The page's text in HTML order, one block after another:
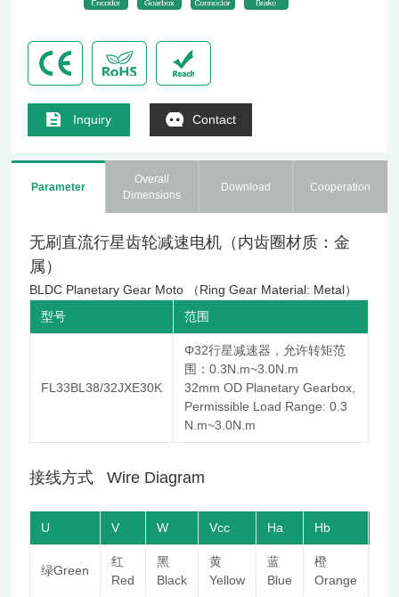
Inquiry Contact
Parameter
Overall
Dimensions
Download Cooperation
无刷直流行星齿轮减速电机（内齿圈材质：金
属）
BLDC Planetary Gear Moto （Ring Gear Material: Metal）
型号
范围
FL33BL38/32JXE30K
Φ32行星减速器，允许转矩范
围：0.3N.m~3.0N.m
32mm OD Planetary Gearbox,
Permissible Load Range: 0.3
N.m~3.0N.m
接线方式 Wire Diagram
U V W Vcc Ha Hb
绿Green
红
Red
黑
Black
黄
Yellow
蓝
Blue
橙
Orange